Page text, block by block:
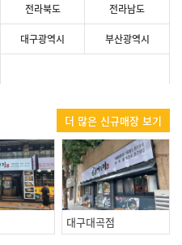
전라북도 전라남도
대구광역시 부산광역시
더 많은 신규매장 보기
대구대곡점